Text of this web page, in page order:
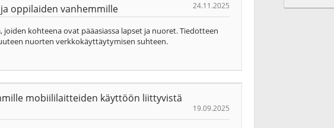
oppilaiden vanhemmille 24.11.2025
kohteena ovat pääasiassa lapset ja nuoret. Tiedotteen
nuorten verkkokäyttäytymisen suhteen.
mobiililaitteiden käyttöön liittyvistä
19.09.2025